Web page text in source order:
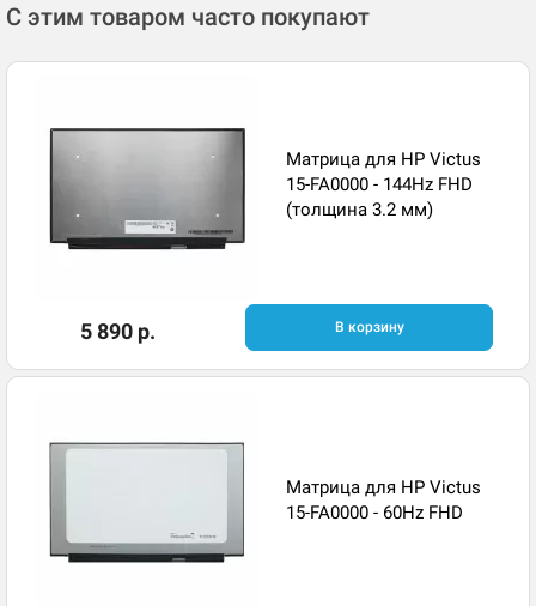
С этим товаром часто покупают
Матрица для HP Victus
15-FA0000 - 144Hz FHD
(толщина 3.2 мм)
5 890 р. В корзину
Матрица для HP Victus
15-FA0000 - 60Hz FHD